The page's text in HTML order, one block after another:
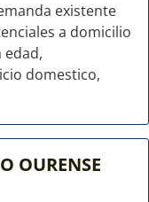
existente
a domicilio
domestico,
OURENSE